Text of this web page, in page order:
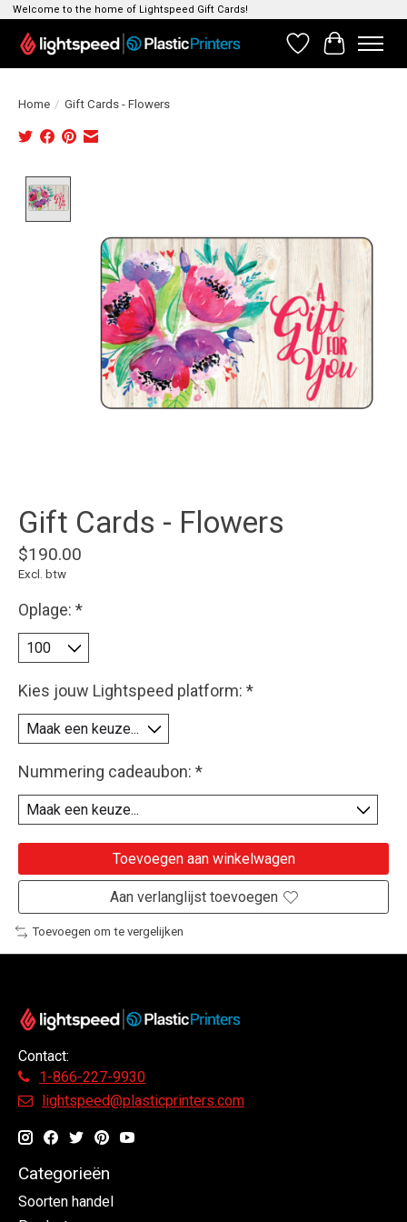
Welcome to the home of Lightspeed Gift Cards!
Verlanglijst
Home / Gift Cards - Flowers
Gift Cards - Flowers
$190.00
Excl. btw
Oplage: *
Kies jouw Lightspeed platform: *
Nummering cadeaubon: *
Toevoegen aan winkelwagen
Aan verlanglijst toevoegen
Toevoegen om te vergelijken
Contact:
1-866-227-9930
lightspeed@plasticprinters.com
Categorieën
Soorten handel